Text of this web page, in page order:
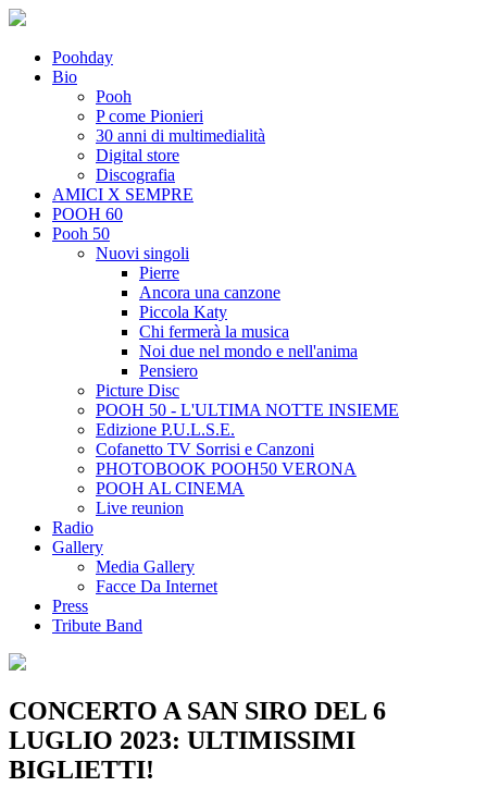
Poohday
Bio
Pooh
P come Pionieri
30 anni di multimedialità
Digital store
Discografia
AMICI X SEMPRE
POOH 60
Pooh 50
Nuovi singoli
Pierre
Ancora una canzone
Piccola Katy
Chi fermerà la musica
Noi due nel mondo e nell'anima
Pensiero
Picture Disc
POOH 50 - L'ULTIMA NOTTE INSIEME
Edizione P.U.L.S.E.
Cofanetto TV Sorrisi e Canzoni
PHOTOBOOK POOH50 VERONA
POOH AL CINEMA
Live reunion
Radio
Gallery
Media Gallery
Facce Da Internet
Press
Tribute Band
CONCERTO A SAN SIRO DEL 6
LUGLIO 2023: ULTIMISSIMI
BIGLIETTI!